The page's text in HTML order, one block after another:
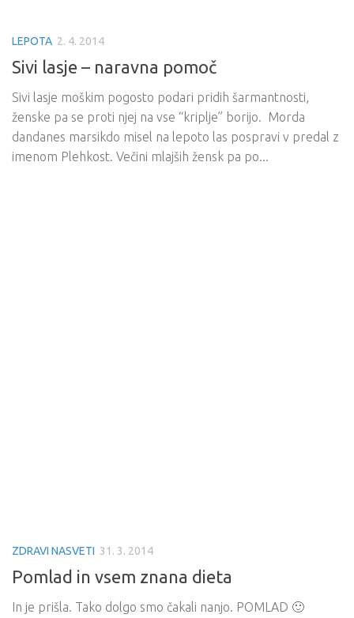
LEPOTA 2. 4. 2014
Sivi lasje – naravna pomoč
Sivi lasje moškim pogosto podari pridih šarmantnosti,
ženske pa se proti njej na vse “kriplje” borijo. Morda
dandanes marsikdo misel na lepoto las pospravi v predal z
imenom Plehkost. Večini mlajših žensk pa po...
ZDRAVI NASVETI 31. 3. 2014
Pomlad in vsem znana dieta
In je prišla. Tako dolgo smo čakali nanjo. POMLAD 🙂